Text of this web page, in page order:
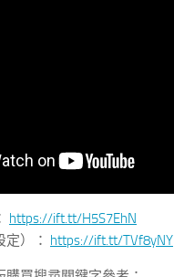
https://ift.tt/H5S7EhN
）： https://ift.tt/TVf8yNY